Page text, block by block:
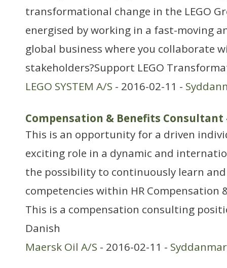
transformational change in the LEGO
energised by working in a fast-moving
global business where you collaborate
stakeholders?Support LEGO
LEGO SYSTEM A/S - 2016-02-11 -
Compensation & Benefits Consultant
This is an opportunity for a driven
exciting role in a dynamic and
the possibility to continuously learn
competencies within HR Compensation
This is a compensation consulting
Danish
Maersk Oil A/S - 2016-02-11 -